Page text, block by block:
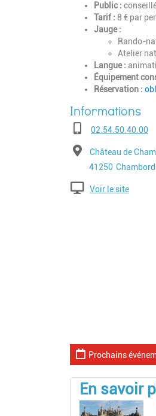
Public :
Tarif : 8 € par
Jauge :
Rando-
Atelier
Langue :
Équipement
Réservation :
Téléphone02.54.50.40.00
AdresseChâteau de
Code postal
41250 Ville
Chambord
Voir le site
Prochains
En savoir